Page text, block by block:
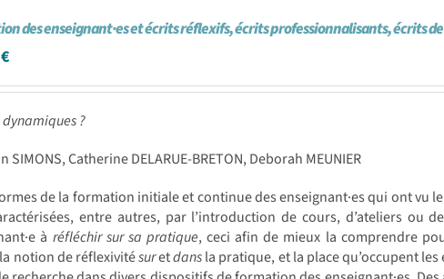
des enseignant·es et écrits réflexifs, écrits professionnalisants, écrits
€
dynamiques ?
SIMONS, Catherine DELARUE-BRETON, Deborah MEUNIER
de la formation initiale et continue des enseignant·es qui ont vu
entre autres, par l’introduction de cours, d’ateliers ou
à réfléchir sur sa pratique, ceci afin de mieux la comprendre
notion de réflexivitésuretdansla pratique, et la place qu’occupent